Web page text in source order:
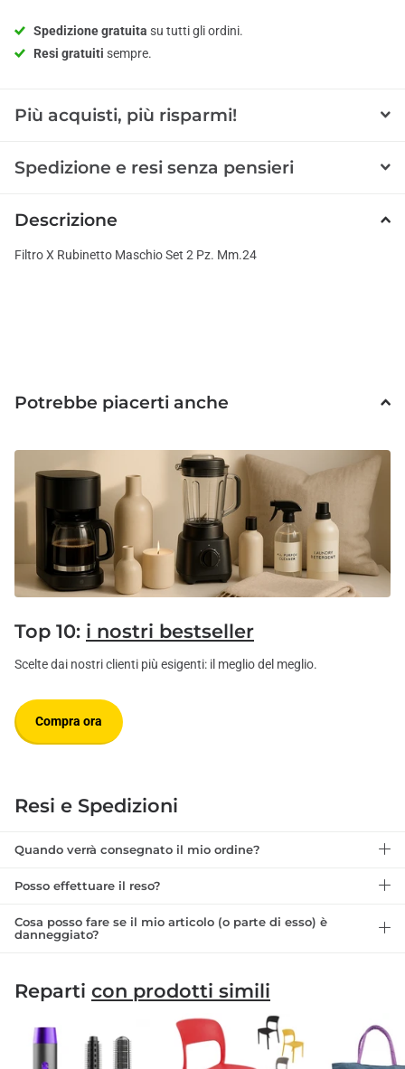
Spedizione gratuita su tutti gli ordini.
Resi gratuiti sempre.
Più acquisti, più risparmi!
Spedizione e resi senza pensieri
Descrizione
Filtro X Rubinetto Maschio Set 2 Pz. Mm.24
Potrebbe piacerti anche
Top 10: i nostri bestseller
Scelte dai nostri clienti più esigenti: il meglio del meglio.
Compra ora
Resi e Spedizioni
Quando verrà consegnato il mio ordine?
Posso effettuare il reso?
Cosa posso fare se il mio articolo (o parte di esso) è
danneggiato?
Reparti con prodotti simili